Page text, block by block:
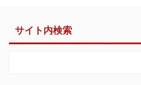
サイト内検索